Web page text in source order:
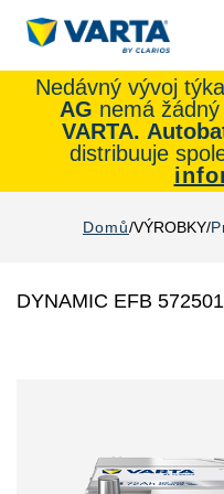
Nedávný vývoj
AG nemá
VARTA.
distribuuje
Domů VÝROBKY
DYNAMIC EFB